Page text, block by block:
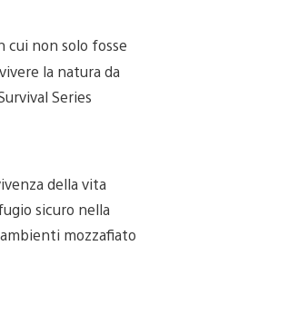
cui non solo fosse
la natura da
Series
della vita
sicuro nella
mozzafiato